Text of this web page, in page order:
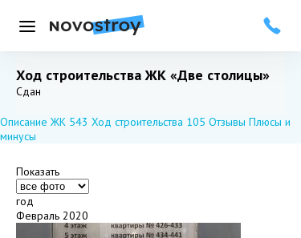
Меню
Ход строительства ЖК «Две столицы»
Добавить в избранное
Подписаться
Сдан
Описание ЖК 543 Ход строительства 105 Отзывы Плюсы и
минусы
Показать
год
Февраль 2020